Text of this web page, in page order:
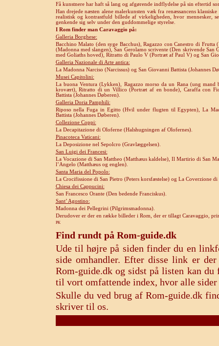
Få kunstnere har haft så lang og afgørende indflydelse på sin eftertid
Han drejede næsten alene malerkunsten væk fra renæssancens
realistisk og kontrastfuld billede af virkeligheden, hvor mennesker,
genkende sig selv under den guddommelige styrelse.
I Rom finder man Caravaggio på:
Galleria Borghese:
Bacchino Malato (den syge Bacchus), Ragazzo con Canestro di
(Madonna med slangen), San Gerolamo scrivente (Den skrivende
med Goliaths hoved), Ritratto di Paulo V (Portræt af Paul V) og San
Galleria Nazionale di Arte antica:
La Madonna Narciso (Narcissus) og San Giovanni Battista (Johannes
Musei Capitolini:
La buona Ventura (Lykken), Ragazzo morso da un Rana (ung
krovært), Ritratto di un Villico (Portræt af en bonde), Caraffa con
Battista (Johannes Døberen).
Galleria Doria Pamphili:
Riposo nella Fuga in Egitto (Hvil under flugten til Egypten), La
Battista (Johannes Døberen).
Collezione Coppi:
La Decapitazione di Oloferne (Halshugningen af Olofernes).
Pinacoteca Vaticani:
La Deposizione nel Sepolcro (Gravlæggelsen).
San Luigi dei Francesi:
La Vocazione di San Mattheo (Matthæus kaldelse), Il Martirio di San
l’Angelo (Matthæus og englen).
Santa Maria del Popolo:
La Crocifissione di San Pietro (Peters korsfæstelse) og La Coverzione di
Chiesa dei Cappucini:
San Francesco Orante (Den bedende Franciskus).
Sant’ Agostino:
Madonna dei Pellegrini (Pilgrimsmadonna).
Derudover er der en række billeder i Rom, der er tillagt Caravaggio,
PK
Find rundt på Rom-guide.dk
Ude til højre på siden finder du en
side omhandler. Efter disse link er
Rom-guide.dk og sidst på listen kan
til vort omfattende index, hvor alle
Skulle du ved brug af Rom-guide.dk
skriver til os.